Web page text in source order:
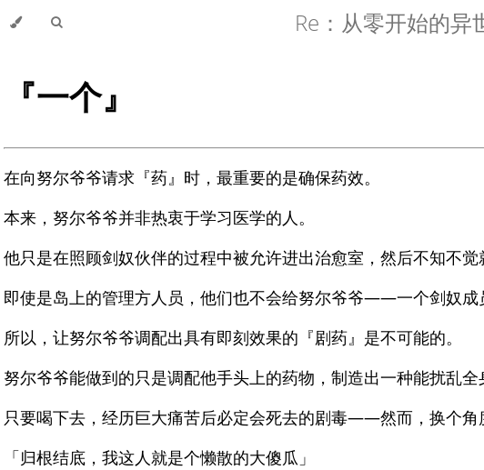
Re：从零开始的异
『一个』
在向努尔爷爷请求『药』时，最重要的是确保药效。
本来，努尔爷爷并非热衷于学习医学的人。
他只是在照顾剑奴伙伴的过程中被允许进出治愈室，然后不知不觉
即使是岛上的管理方人员，他们也不会给努尔爷爷——一个剑奴
所以，让努尔爷爷调配出具有即刻效果的『剧药』是不可能的。
努尔爷爷能做到的只是调配他手头上的药物，制造出一种能扰乱全
只要喝下去，经历巨大痛苦后必定会死去的剧毒——然而，换个角
「归根结底，我这人就是个懒散的大傻瓜」